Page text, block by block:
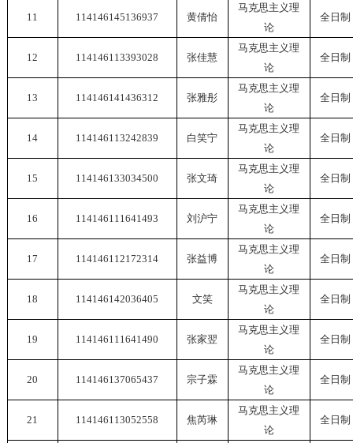
11 114146145136937 黄倩怡
马克思主义理
论
全日制
12 114146113393028 张佳慧
马克思主义理
论
全日制
13 114146141436312 张雅彤
马克思主义理
论
全日制
14 114146113242839 白笑宁
马克思主义理
论
全日制
15 114146133034500 张文琦
马克思主义理
论
全日制
16 114146111641493 刘沪宁
马克思主义理
论
全日制
17 114146112172314 张益博
马克思主义理
论
全日制
18 114146142036405 文笑
马克思主义理
论
全日制
19 114146111641490 张家翌
马克思主义理
论
全日制
20 114146137065437 宗子霖
马克思主义理
论
全日制
21 114146113052558 焦芮琳
马克思主义理
论
全日制